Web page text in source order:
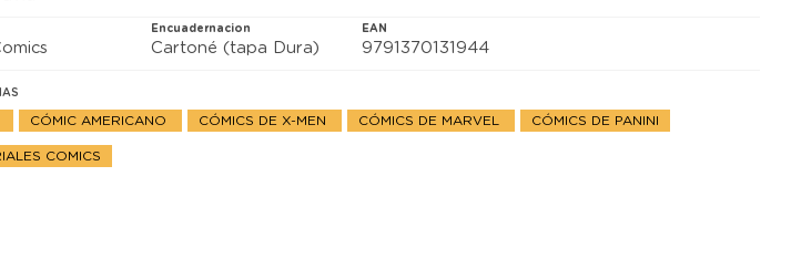
Encuadernacion
Cartoné (tapa Dura)
EAN
9791370131944
CÓMIC AMERICANO CÓMICS DE X-MEN CÓMICS DE MARVEL CÓMICS DE PANINI
COMICS